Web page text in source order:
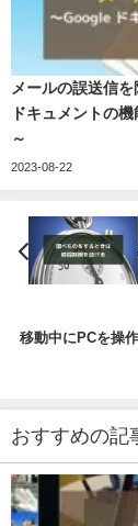
メールの誤送信
ドキュメントの
～
2023-08-22
移動中にPCを操
おすすめの記